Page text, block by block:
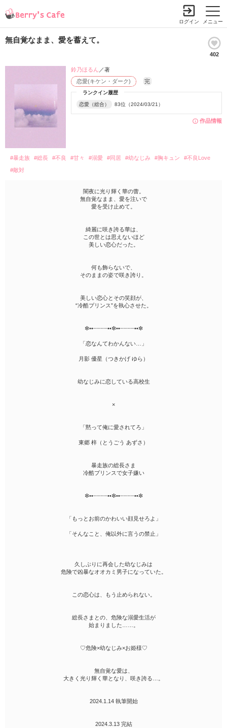
メニュー
ログイン
無自覚なまま、愛を蓄えて。
402
作品情報
ランクイン履歴
恋愛（総合） 83位（2024/03/21）
恋愛(キケン・ダーク) 完
鈴乃ほるん ／著
#暴走族 #総長 #不良 #甘々 #溺愛 #同居 #幼なじみ #胸キュン
#不良Love
#敵対
闇夜に光り輝く華の蕾。
無自覚なまま、愛を注いで
愛を受け止めて。
綺麗に咲き誇る華は、
この世とは思えないほど
美しい恋心だった。
何も飾らないで、
そのままの姿で咲き誇り。
美しい恋心とその笑顔が、
“冷酷プリンス”を執心させた。
✼••┈┈┈┈••✼••┈┈┈┈••✼
「恋なんてわかんない…」
月影 優星（つきかげ ゆら）
幼なじみに恋している高校生
×
「黙って俺に愛されてろ」
東郷 梓（とうごう あずさ）
暴走族の総長さま
冷酷プリンスで女子嫌い
✼••┈┈┈┈••✼••┈┈┈┈••✼
「もっとお前のかわいい顔見せろよ」
「そんなこと、俺以外に言うの禁止」
久しぶりに再会した幼なじみは
危険で凶暴なオオカミ男子になっていた。
この恋心は、もう止められない。
総長さまとの、危険な溺愛生活が
始まりました……。
♡危険×幼なじみ×お姫様♡
無自覚な愛は、
大きく光り輝く華となり、咲き誇る…。
2024.1.14 執筆開始
2024.3.13 完結